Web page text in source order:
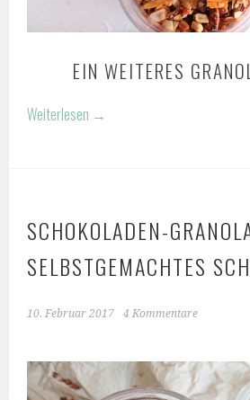
EIN WEITERES
Weiterlesen →
SCHOKOLADEN-
SELBSTGEMACHTES
10. Februar 2017 4 Kommentare